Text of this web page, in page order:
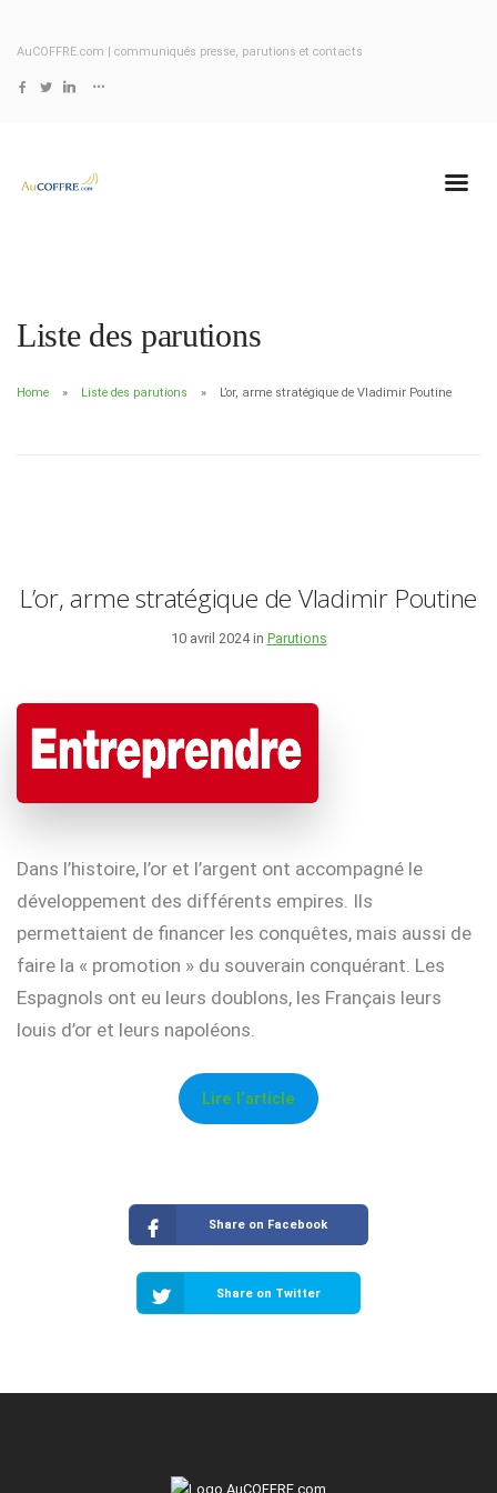
AuCOFFRE.com | communiqués presse, parutions et contacts
Liste des parutions
Home Liste des parutions L’or, arme stratégique de Vladimir Poutine
L’or, arme stratégique de Vladimir Poutine
10 avril 2024 in Parutions
Dans l’histoire, l’or et l’argent ont accompagné le
développement des différents empires. Ils
permettaient de financer les conquêtes, mais aussi de
faire la « promotion » du souverain conquérant. Les
Espagnols ont eu leurs doublons, les Français leurs
louis d’or et leurs napoléons.
Lire l’article
Share on Facebook
Share on Twitter